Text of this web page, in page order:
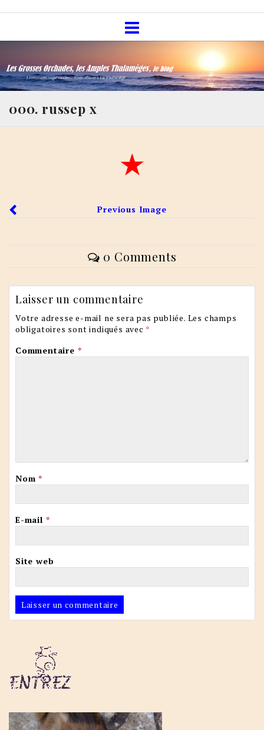
Les Grosses Orchades, les Amples
Thalamèges, le blog
000. russep x
Previous Image
0 Comments
Laisser un commentaire
Votre adresse e-mail ne sera pas publiée. Les champs
obligatoires sont indiqués avec *
Commentaire *
Nom*
E-mail *
Site web